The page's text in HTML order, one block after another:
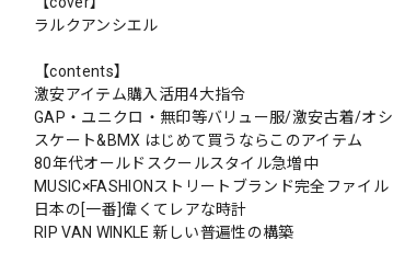
ラルクアンシエル
【contents】
激安アイテム購入活用4大指令
GAP・ユニクロ・無印等バリュー服/激安古着/オ
スケート&BMX はじめて買うならこのアイテム
80年代オールドスクールスタイル急増中
MUSIC×FASHIONストリートブランド完全ファイル
日本の[一番]偉くてレアな時計
RIP VAN WINKLE 新しい普遍性の構築